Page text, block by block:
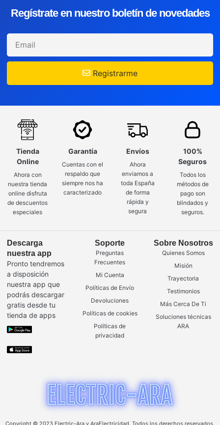
Regístrate en nuestro boletín de novedades
Registrarme
Tienda
Online
Ahora con
nuestra tienda
online disfruta
de descuentos
especiales
Garantía
Cuentas con el
respaldo que
siempre nos ha
caracterizado
Envíos
Ahora
enviamos a
toda España
de forma
rápida y
segura
100%
Seguros
Todos los
métodos de
pago son
blindados y
seguros.
Descarga
nuestra app
Pronto tendremos
a disposición
nuestra app que
podrás descargar
gratis desde tu
tienda de apps
Soporte
Preguntas
Frecuentes
Mi Cuenta
Políticas de Envío
Devoluciones
Políticas de cookies
Políticas de
privacidad
Sobre Nosotros
Quienes Somos
Misión
Trayectoria
Testimonios
Más Cerca De Ti
Soluciones técnicas
ARA
Copyright © 2023 Electric-Ara y AraElectricidad. Todos los derechos reservados.